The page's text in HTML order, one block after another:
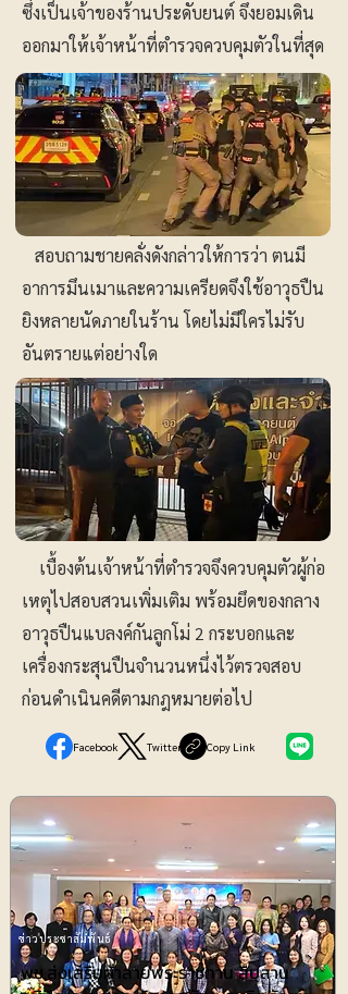
ซึ่งเป็นเจ้าของร้านประดับยนต์ จึงยอมเดิน
ออกมาให้เจ้าหน้าที่ตำรวจควบคุมตัวในที่สุด
สอบถามชายคลั่งดังกล่าวให้การว่า ตนมี
อาการมึนเมาและความเครียดจึงใช้อาวุธปืน
ยิงหลายนัดภายในร้าน โดยไม่มีใครไม่รับ
อันตรายแต่อย่างใด
เบื้องต้นเจ้าหน้าที่ตำรวจจึงควบคุมตัวผู้ก่อ
เหตุไปสอบสวนเพิ่มเติม พร้อมยึดของกลาง
อาวุธปืนแบลงค์กันลูกโม่ 2 กระบอกและ
เครื่องกระสุนปืนจำนวนหนึ่งไว้ตรวจสอบ
ก่อนดำเนินคดีตามกฎหมายต่อไป
Facebook Twitter Copy Link
พช.ส่งเสริมผ้าลายพระราชทาน สืบสาน
ข่าวประชาสัมพันธ์